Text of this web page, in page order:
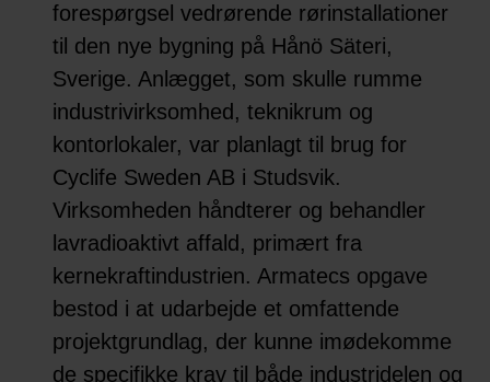
forespørgsel vedrørende rørinstallationer
til den nye bygning på Hånö Säteri,
Sverige. Anlægget, som skulle rumme
industrivirksomhed, teknikrum og
kontorlokaler, var planlagt til brug for
Cyclife Sweden AB i Studsvik.
Virksomheden håndterer og behandler
lavradioaktivt affald, primært fra
kernekraftindustrien. Armatecs opgave
bestod i at udarbejde et omfattende
projektgrundlag, der kunne imødekomme
de specifikke krav til både industridelen og